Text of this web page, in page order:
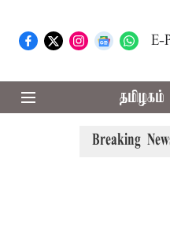
E-
தமிழகம்
Breaking